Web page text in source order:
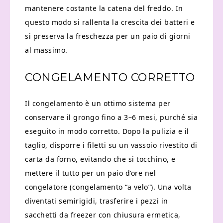
mantenere costante la catena del freddo. In
questo modo si rallenta la crescita dei batteri e
si preserva la freschezza per un paio di giorni
al massimo.
CONGELAMENTO CORRETTO
Il congelamento è un ottimo sistema per
conservare il grongo fino a 3–6 mesi, purché sia
eseguito in modo corretto. Dopo la pulizia e il
taglio, disporre i filetti su un vassoio rivestito di
carta da forno, evitando che si tocchino, e
mettere il tutto per un paio d’ore nel
congelatore (congelamento “a velo”). Una volta
diventati semirigidi, trasferire i pezzi in
sacchetti da freezer con chiusura ermetica,